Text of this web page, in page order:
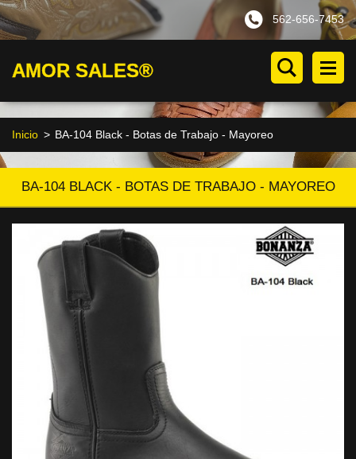
562-656-7453
AMOR SALES®
Inicio > BA-104 Black - Botas de Trabajo - Mayoreo
BA-104 BLACK - BOTAS DE TRABAJO - MAYOREO